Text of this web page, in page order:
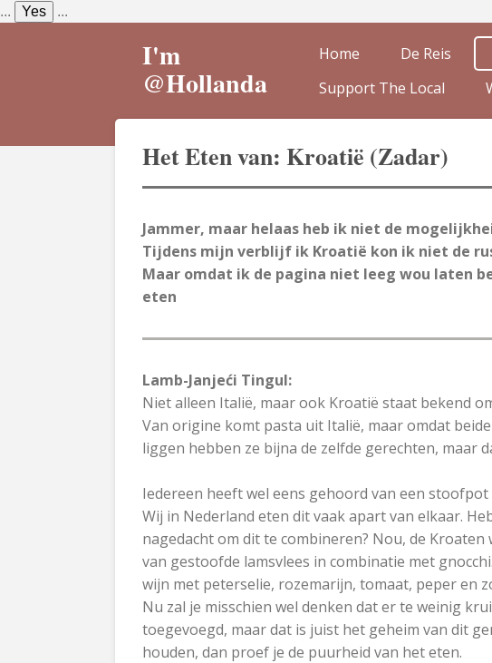
... Yes ...
Ga
I'm
@Hollanda
Home De Reis
Support The Local
Het Eten van: Kroatië (Zadar)
Jammer, maar helaas heb ik niet de
Tijdens mijn verblijf ik Kroatië kon ik niet de
Maar omdat ik de pagina niet leeg wou laten
eten
Lamb-Janjeći Tingul:
Niet alleen Italië, maar ook Kroatië staat bekend
Van origine komt pasta uit Italië, maar omdat
liggen hebben ze bijna de zelfde gerechten, maar
Iedereen heeft wel eens gehoord van een stoofpot
Wij in Nederland eten dit vaak apart van elkaar.
nagedacht om dit te combineren? Nou, de
van gestoofde lamsvlees in combinatie met
wijn met peterselie, rozemarijn, tomaat, peper en
Nu zal je misschien wel denken dat er te weinig
toegevoegd, maar dat is juist het geheim van dit
houden, dan proef je de puurheid van het eten.